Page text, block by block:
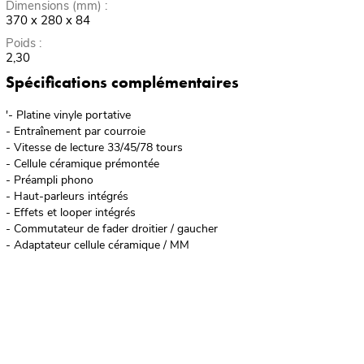
Dimensions (mm) :
370 x 280 x 84
Poids :
2,30
Spécifications complémentaires
'- Platine vinyle portative
- Entraînement par courroie
- Vitesse de lecture 33/45/78 tours
- Cellule céramique prémontée
- Préampli phono
- Haut-parleurs intégrés
- Effets et looper intégrés
- Commutateur de fader droitier / gaucher
- Adaptateur cellule céramique / MM